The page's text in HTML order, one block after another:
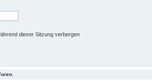
dieser Sitzung verbergen